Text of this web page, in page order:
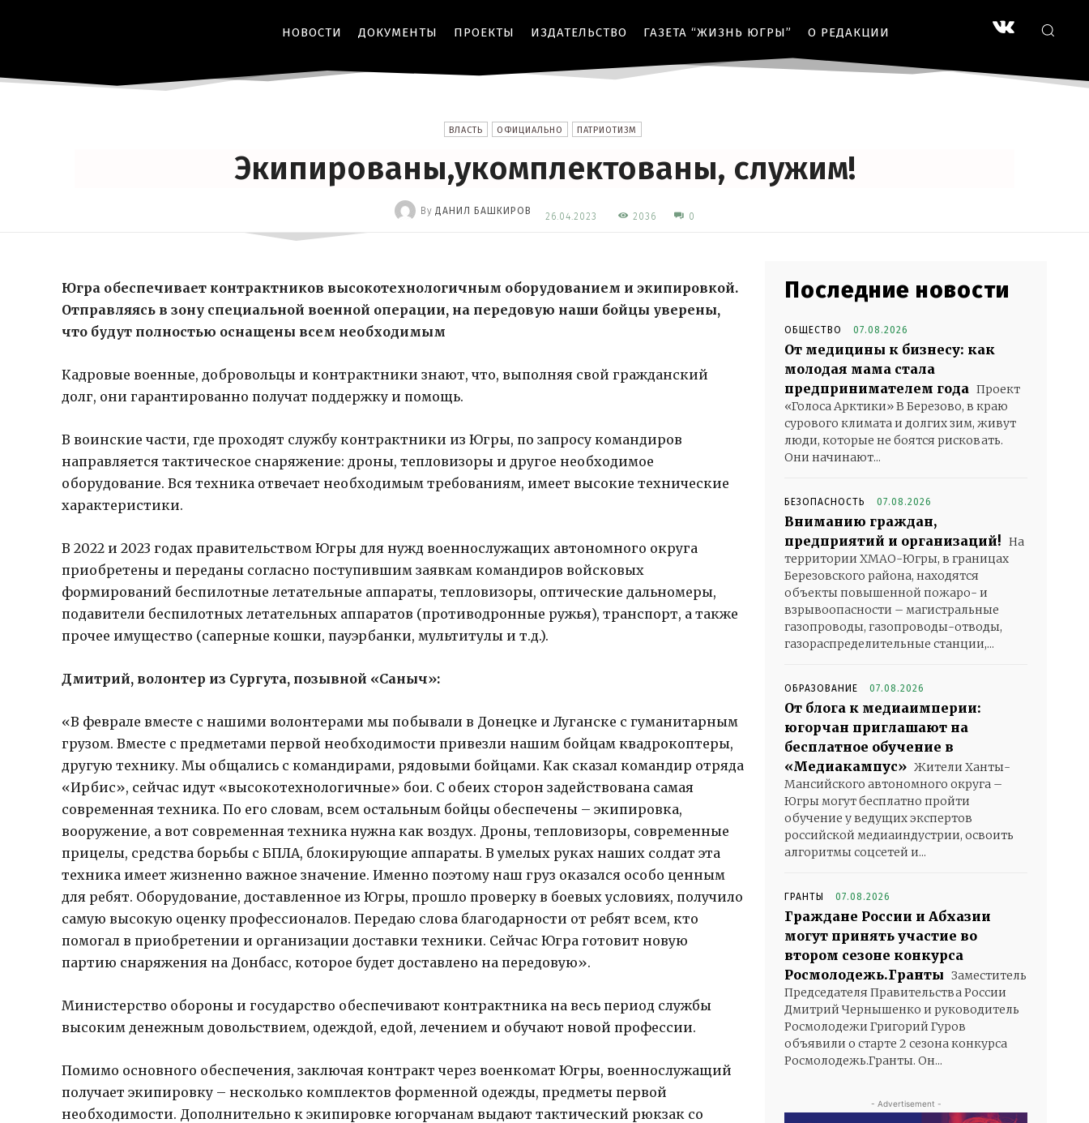
НОВОСТИ ДОКУМЕНТЫ ПРОЕКТЫ ИЗДАТЕЛЬСТВО ГАЗЕТА “ЖИЗНЬ ЮГРЫ” О РЕДАКЦИИ
ВЛАСТЬ ОФИЦИАЛЬНО ПАТРИОТИЗМ
Экипированы,укомплектованы, служим!
By ДАНИЛ БАШКИРОВ 26.04.2023 2036 0
Югра обеспечивает контрактников высокотехнологичным оборудованием и экипировкой.
Отправляясь в зону специальной военной операции, на передовую наши бойцы уверены,
что будут полностью оснащены всем необходимым
Кадровые военные, добровольцы и контрактники знают, что, выполняя свой гражданский
долг, они гарантированно получат поддержку и помощь.
В воинские части, где проходят службу контрактники из Югры, по запросу командиров
направляется тактическое снаряжение: дроны, тепловизоры и другое необходимое
оборудование. Вся техника отвечает необходимым требованиям, имеет высокие технические
характеристики.
В 2022 и 2023 годах правительством Югры для нужд военнослужащих автономного округа
приобретены и переданы согласно поступившим заявкам командиров войсковых
формирований беспилотные летательные аппараты, тепловизоры, оптические дальномеры,
подавители беспилотных летательных аппаратов (противодронные ружья), транспорт, а также
прочее имущество (саперные кошки, пауэрбанки, мультитулы и т.д.).
Дмитрий, волонтер из Сургута, позывной «Саныч»:
«В феврале вместе с нашими волонтерами мы побывали в Донецке и Луганске с гуманитарным
грузом. Вместе с предметами первой необходимости привезли нашим бойцам квадрокоптеры,
другую технику. Мы общались с командирами, рядовыми бойцами. Как сказал командир отряда
«Ирбис», сейчас идут «высокотехнологичные» бои. С обеих сторон задействована самая
современная техника. По его словам, всем остальным бойцы обеспечены – экипировка,
вооружение, а вот современная техника нужна как воздух. Дроны, тепловизоры, современные
прицелы, средства борьбы с БПЛА, блокирующие аппараты. В умелых руках наших солдат эта
техника имеет жизненно важное значение. Именно поэтому наш груз оказался особо ценным
для ребят. Оборудование, доставленное из Югры, прошло проверку в боевых условиях, получило
самую высокую оценку профессионалов. Передаю слова благодарности от ребят всем, кто
помогал в приобретении и организации доставки техники. Сейчас Югра готовит новую
партию снаряжения на Донбасс, которое будет доставлено на передовую».
Министерство обороны и государство обеспечивают контрактника на весь период службы
высоким денежным довольствием, одеждой, едой, лечением и обучают новой профессии.
Помимо основного обеспечения, заключая контракт через военкомат Югры, военнослужащий
получает экипировку – несколько комплектов форменной одежды, предметы первой
необходимости. Дополнительно к экипировке югорчанам выдают тактический рюкзак со
Последние новости
ОБЩЕСТВО 07.08.2026
От медицины к бизнесу: как
молодая мама стала
предпринимателем года Проект
«Голоса Арктики» В Березово, в краю
сурового климата и долгих зим, живут
люди, которые не боятся рисковать.
Они начинают...
БЕЗОПАСНОСТЬ 07.08.2026
Вниманию граждан,
предприятий и организаций! На
территории ХМАО-Югры, в границах
Березовского района, находятся
объекты повышенной пожаро- и
взрывоопасности – магистральные
газопроводы, газопроводы-отводы,
газораспределительные станции,...
ОБРАЗОВАНИЕ 07.08.2026
От блога к медиаимперии:
югорчан приглашают на
бесплатное обучение в
«Медиакампус» Жители Ханты-
Мансийского автономного округа –
Югры могут бесплатно пройти
обучение у ведущих экспертов
российской медиаиндустрии, освоить
алгоритмы соцсетей и...
ГРАНТЫ 07.08.2026
Граждане России и Абхазии
могут принять участие во
втором сезоне конкурса
Росмолодежь.Гранты Заместитель
Председателя Правительства России
Дмитрий Чернышенко и руководитель
Росмолодежи Григорий Гуров
объявили о старте 2 сезона конкурса
Росмолодежь.Гранты. Он...
- Advertisement -